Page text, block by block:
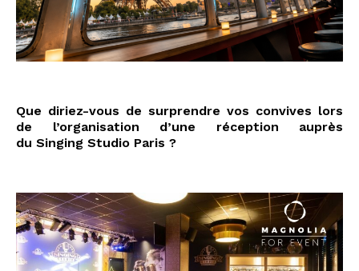
Que diriez-vous de surprendre vos convives lors
de l’organisation d’une réception auprès
du Singing Studio Paris ?